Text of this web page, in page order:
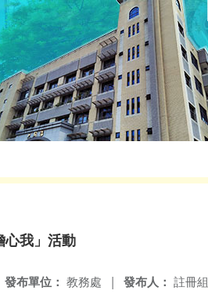
我」活動
發布人： 註冊組
發布單位： 教務處 |